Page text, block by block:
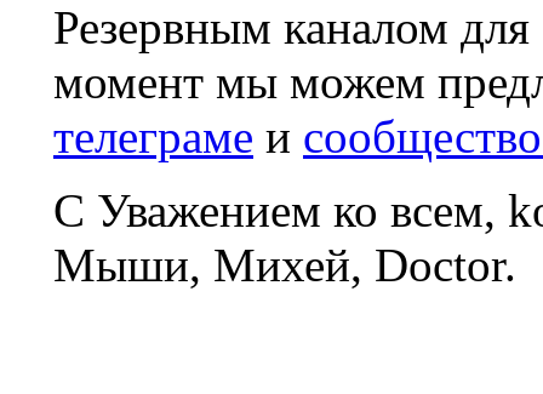
Резервным каналом
момент мы можем
телеграме и
С Уважением ко всем,
Мыши, Михей, Doctor.